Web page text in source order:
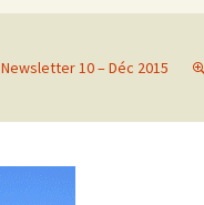
Newsletter 10 – Déc 2015